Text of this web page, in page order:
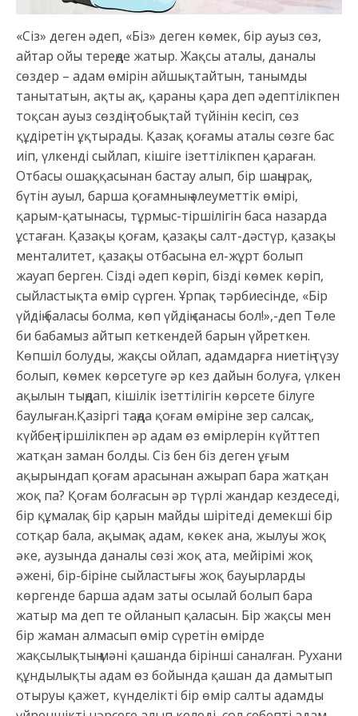
«Сіз» деген әдеп, «Біз» деген көмек, бір ауыз сөз,
айтар ойы тереңде жатыр. Жақсы аталы, даналы
сөздер – адам өмірін айшықтайтын, танымды
танытатын, ақты ақ, қараны қара деп әдептілікпен
тоқсан ауыз сөздің тобықтай түйінін кесіп, сөз
құдіретін ұқтырады. Қазақ қоғамы аталы сөзге бас
иіп, үлкенді сыйлап, кішіге ізеттілікпен қараған.
Отбасы ошаққасынан бастау алып, бір шаңырақ,
бүтін ауыл, барша қоғамның әлеуметтік өмірі,
қарым-қатынасы, тұрмыс-тіршілігін баса назарда
ұстаған. Қазақы қоғам, қазақы салт-дәстүр, қазақы
менталитет, қазақы отбасына ел-жұрт болып
жауап берген. Сізді әдеп көріп, бізді көмек көріп,
сыйластықта өмір сүрген. Ұрпақ тәрбиесінде, «Бір
үйдің баласы болма, көп үйдің санасы бол!»,-деп Төле
би бабамыз айтып кеткендей барын үйреткен.
Көпшіл болуды, жақсы ойлап, адамдарға ниетің түзу
болып, көмек көрсетуге әр кез дайын болуға, үлкен
ақылын тыңдап, кішілік ізеттілігін көрсете білуге
баулыған.Қазіргі таңда қоғам өміріне зер салсақ,
күйбең тіршілікпен әр адам өз өмірлерін күйттеп
жатқан заман болды. Сіз бен біз деген ұғым
ақырындап қоғам арасынан ажырап бара жатқан
жоқ па? Қоғам болғасын әр түрлі жандар кездеседі,
бір құмалақ бір қарын майды шірітеді демекші бір
сотқар бала, ақымақ адам, көкек ана, жылуы жоқ
әке, аузында даналы сөзі жоқ ата, мейірімі жоқ
әжені, бір-біріне сыйластығы жоқ бауырларды
көргенде барша адам заты осылай болып бара
жатыр ма деп те ойланып қаласын. Бір жақсы мен
бір жаман алмасып өмір сүретін өмірде
жақсылықтың мәні қашанда бірінші саналған. Рухани
құндылықты адам өз бойында қашан да дамытып
отыруы қажет, күнделікті бір өмір салты адамды